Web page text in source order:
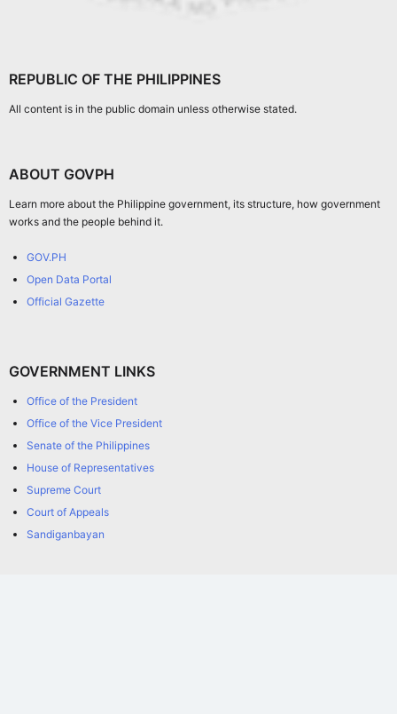
REPUBLIC OF THE PHILIPPINES
All content is in the public domain unless otherwise stated.
ABOUT GOVPH
Learn more about the Philippine government, its structure, how government
works and the people behind it.
GOV.PH
Open Data Portal
Official Gazette
GOVERNMENT LINKS
Office of the President
Office of the Vice President
Senate of the Philippines
House of Representatives
Supreme Court
Court of Appeals
Sandiganbayan